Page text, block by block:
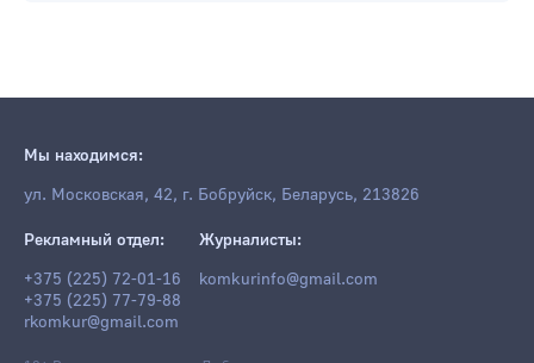
Мы находимся:
ул. Московская, 42, г. Бобруйск, Беларусь, 213826
Рекламный отдел:
+375 (225) 72-01-16
+375 (225) 77-79-88
rkomkur@gmail.com
Журналисты:
komkurinfo@gmail.com